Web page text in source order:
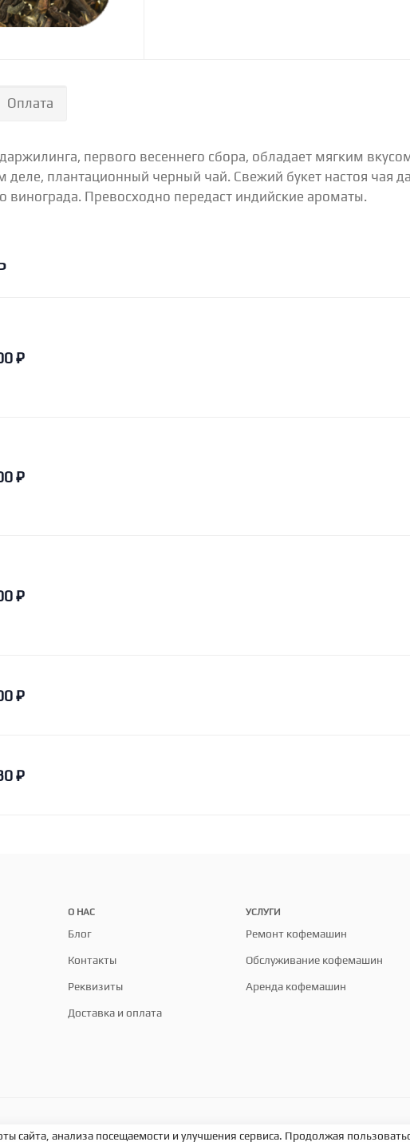
Оплата
первого весеннего сбора, обладает мягким
деле, плантационный черный чай. Свежий букет настоя чая
винограда. Превосходно передаст индийские ароматы.
₽
₽
₽
₽
₽
О НАС
Блог
Контакты
Реквизиты
Доставка и оплата
УСЛУГИ
Ремонт кофемашин
Обслуживание кофемашин
Аренда кофемашин
сайта, анализа посещаемости и улучшения сервиса. Продолжая